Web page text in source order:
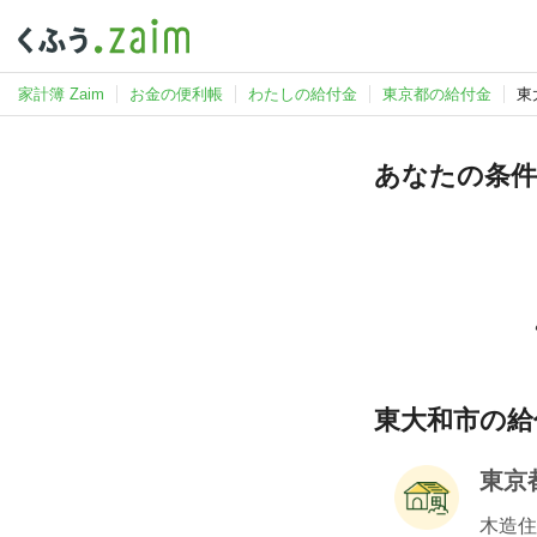
家計簿 Zaim お金の便利帳 わたしの給付金 東京都の給付金 東
あなたの条
東大和市の
東京
木造